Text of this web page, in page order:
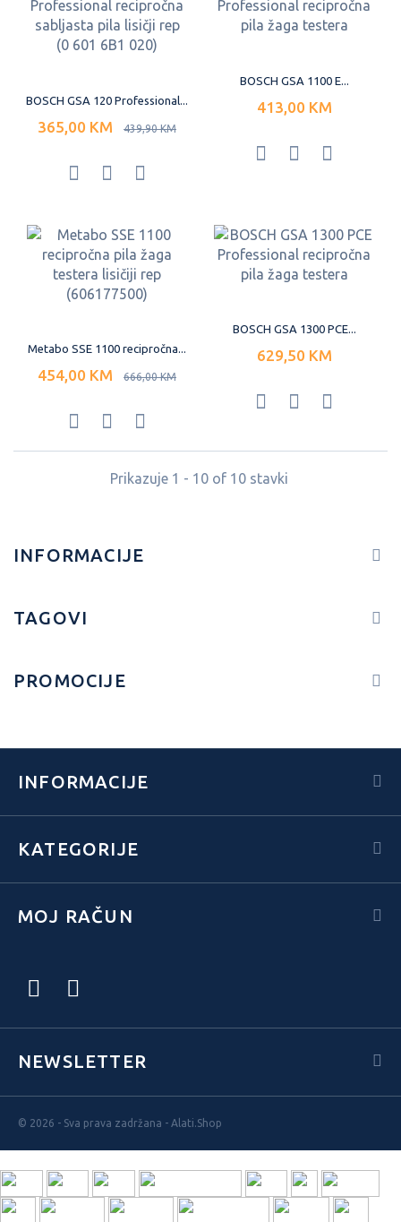
BOSCH GSA 120 Professional...
365,00 KM 439,90 KM
BOSCH GSA 1100 E...
413,00 KM
Metabo SSE 1100 recipročna...
454,00 KM 666,00 KM
BOSCH GSA 1300 PCE...
629,50 KM
Prikazuje 1 - 10 of 10 stavki
INFORMACIJE
TAGOVI
PROMOCIJE
INFORMACIJE
KATEGORIJE
MOJ RAČUN
NEWSLETTER
© 2026 - Sva prava zadržana - Alati.Shop